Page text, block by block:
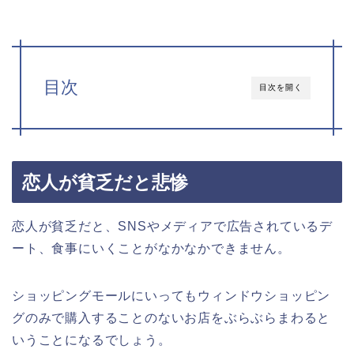
目次を開く
目次
恋人が貧乏だと悲惨
恋人が貧乏だと、SNSやメディアで広告されているデ
ート、食事にいくことがなかなかできません。
ショッピングモールにいってもウィンドウショッピン
グのみで購入することのないお店をぶらぶらまわると
いうことになるでしょう。